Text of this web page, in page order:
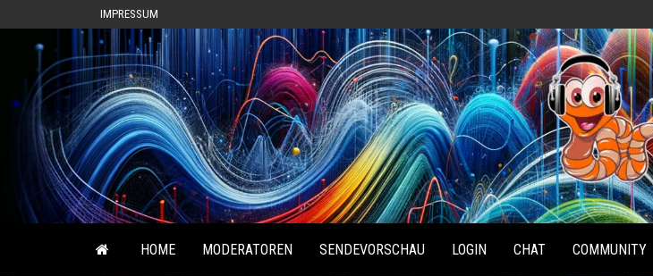
IMPRESSUM
Radio
Waterlu
HOME MODERATOREN SENDEVORSCHAU LOGIN CHAT COMMUNITY